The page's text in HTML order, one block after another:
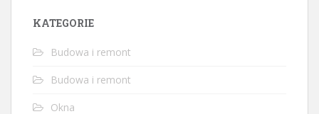
KATEGORIE
Budowa i remont
Budowa i remont
Okna